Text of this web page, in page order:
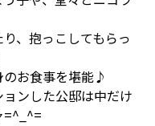
、抱っこしてもらっ
のお食事を堪能♪
ンした公邸は中だけ
=^_^=